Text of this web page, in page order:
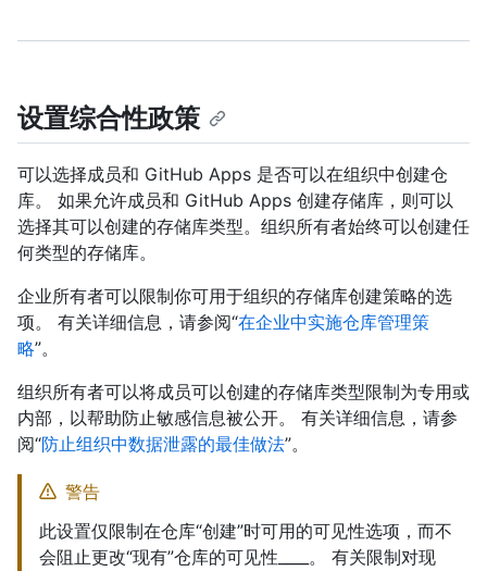
设置综合性政策
可以选择成员和 GitHub Apps 是否可以在组织中创建仓
库。 如果允许成员和 GitHub Apps 创建存储库，则可以
选择其可以创建的存储库类型。组织所有者始终可以创建任
何类型的存储库。
企业所有者可以限制你可用于组织的存储库创建策略的选
项。 有关详细信息，请参阅“在企业中实施仓库管理策
略”。
组织所有者可以将成员可以创建的存储库类型限制为专用或
内部，以帮助防止敏感信息被公开。 有关详细信息，请参
阅“防止组织中数据泄露的最佳做法”。
警告
此设置仅限制在仓库“创建”时可用的可见性选项，而不
会阻止更改“现有”仓库的可见性____。 有关限制对现